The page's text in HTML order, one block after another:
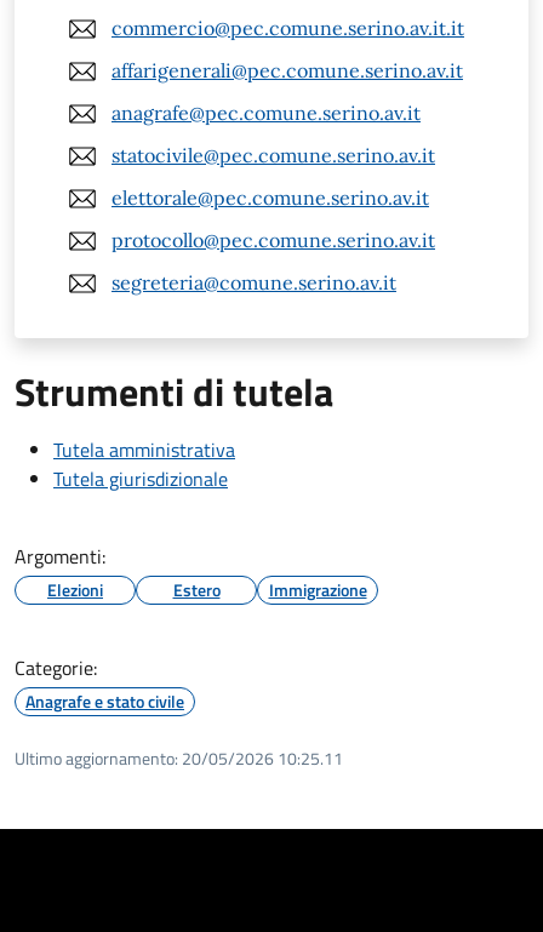
commercio@pec.comune.serino.av.it.it
affarigenerali@pec.comune.serino.av.it
anagrafe@pec.comune.serino.av.it
statocivile@pec.comune.serino.av.it
elettorale@pec.comune.serino.av.it
protocollo@pec.comune.serino.av.it
segreteria@comune.serino.av.it
Strumenti di tutela
Tutela amministrativa
Tutela giurisdizionale
Argomenti:
Elezioni Estero Immigrazione
Categorie:
Anagrafe e stato civile
Ultimo aggiornamento: 20/05/2026 10:25.11